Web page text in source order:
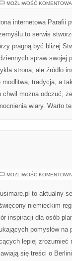
MOŻLIWOŚĆ
internetowa Parafii
to serwis
pragną być bliżej
spraw swojej
strona, ale źródło
modlitwa, tradycja, a
chwil można odczuć,
wiary. Warto
MOŻLIWOŚĆ
to aktualny
niemieckim
inspiracji dla osób
pomysłów na
lepiej zrozumieć
się treści o